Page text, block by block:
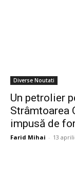
Diverse Noutati
Un petrolier
Strâmtoarea
impusă de
Farid Mihai - 13